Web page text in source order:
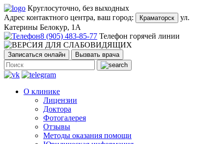
Круглосуточно, без выходных
Адрес контактного центра, ваш город:
Краматорск
ул.
Катерины Белокур, 1А
8 (905) 483-85-77 Телефон горячей линии
Записаться онлайн Вызвать врача
О клинике
Лицензии
Доктора
Фотогалерея
Отзывы
Методы оказания помощи